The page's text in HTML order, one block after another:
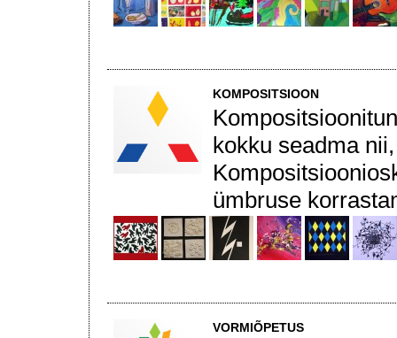
KOMPOSITSIOON
kokku seadma
ümbruse
VORMIÕPETUS